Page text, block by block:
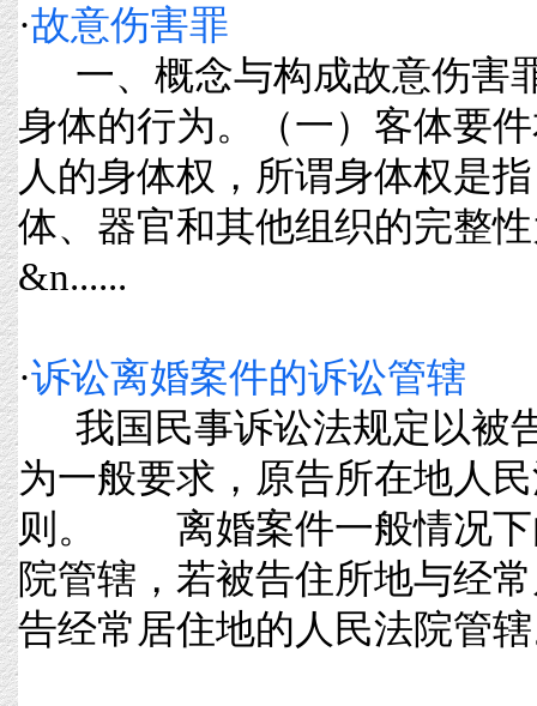
·故意伤害罪
一、概念与构成故意伤害
身体的行为。（一）客体要
人的身体权，所谓身体权是
体、器官和其他组织的完整
&n......
·诉讼离婚案件的诉讼管辖
我国民事诉讼法规定以被
为一般要求，原告所在地人
则。 离婚案件一般情况下
院管辖，若被告住所地与经
告经常居住地的人民法院管